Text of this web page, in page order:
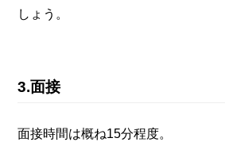
しょう。
3.面接
面接時間は概ね15分程度。